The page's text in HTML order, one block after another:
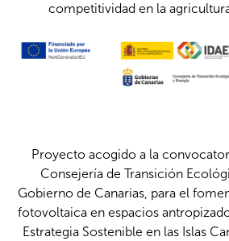
competitividad en la
Proyecto acogido a la
Consejería de Transición
Gobierno de Canarias, para el
fotovoltaica en espacios
Estrategia Sostenible en las Islas